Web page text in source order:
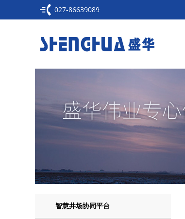
027-86639089
智慧井场协同平台